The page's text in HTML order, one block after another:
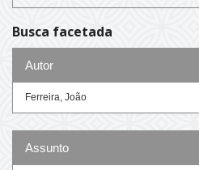
Busca facetada
Autor
Ferreira, João
Assunto